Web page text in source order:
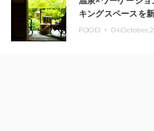
キングスペースを
FOOD ・